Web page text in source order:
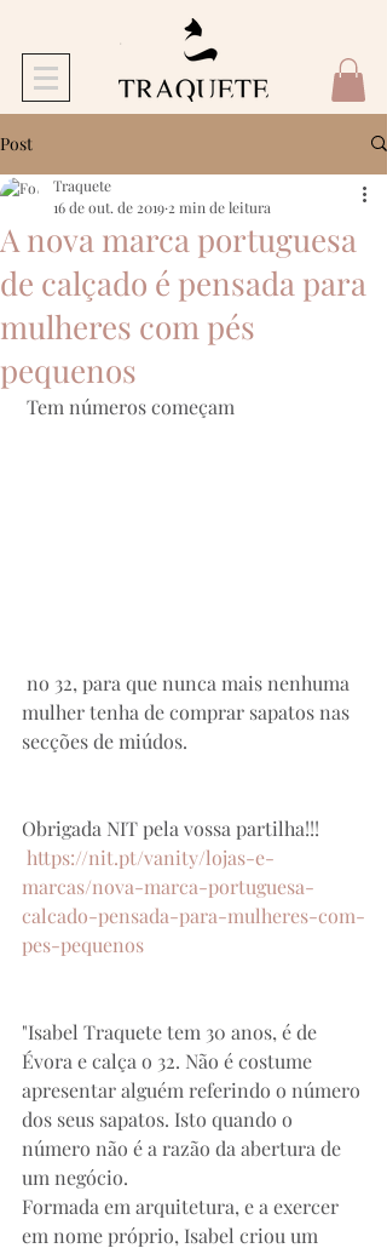
Post
A nova marca portuguesa
de calçado é pensada para
mulheres com pés
pequenos
Traquete
16 de out. de 2019 2 min de leitura
Tem números começam
mulher tenha de comprar sapatos nas
secções de miúdos.
Obrigada NIT pela vossa partilha!!!
https://nit.pt/vanity/lojas-e-
marcas/nova-marca-portuguesa-
calcado-pensada-para-mulheres-com-
pes-pequenos
"Isabel Traquete tem 30 anos, é de
Évora e calça o 32. Não é costume
apresentar alguém referindo o número
dos seus sapatos. Isto quando o
número não é a razão da abertura de
um negócio.
Formada em arquitetura, e a exercer
em nome próprio, Isabel criou um